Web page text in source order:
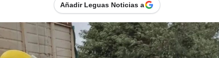
Añadir Leguas Noticias a